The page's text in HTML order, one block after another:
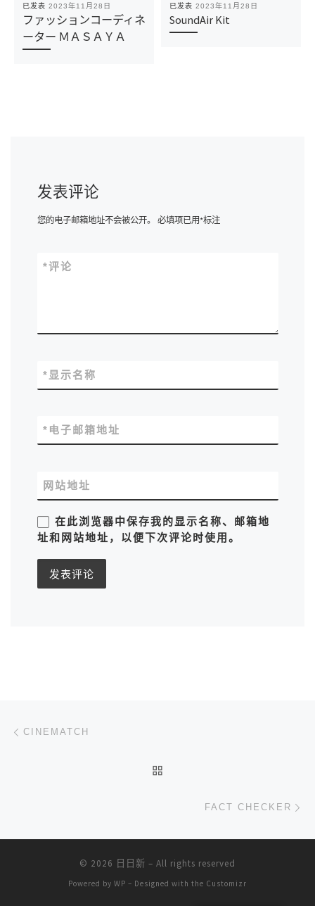
已发表 2023年11月28日
ファッションコーディネ
ーター ＭＡＳＡＹＡ
已发表 2023年11月28日
SoundAir Kit
发表评论
您的电子邮箱地址不会被公开。 必填项已用*标注
评论
*
显示名称
*
电子邮箱地址
*
网站地址
在此浏览器中保存我的显示名称、邮箱地
址和网站地址，以便下次评论时使用。
文章导航
CINEMATCH
FACT CHECKER
© 2026 日日新 – All rights reserved
Powered by WP – Designed with the Customizr